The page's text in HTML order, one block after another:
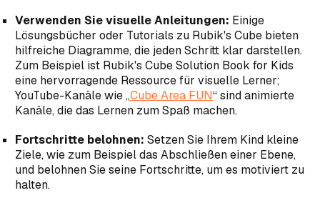
Verwenden Sie visuelle Anleitungen: Einige
Lösungsbücher oder Tutorials zu Rubik's Cube bieten
hilfreiche Diagramme, die jeden Schritt klar darstellen.
Zum Beispiel ist Rubik's Cube Solution Book for Kids
eine hervorragende Ressource für visuelle Lerner;
YouTube-Kanäle wie „Cube Area FUN“ sind animierte
Kanäle, die das Lernen zum Spaß machen.
Fortschritte belohnen: Setzen Sie Ihrem Kind kleine
Ziele, wie zum Beispiel das Abschließen einer Ebene,
und belohnen Sie seine Fortschritte, um es motiviert zu
halten.